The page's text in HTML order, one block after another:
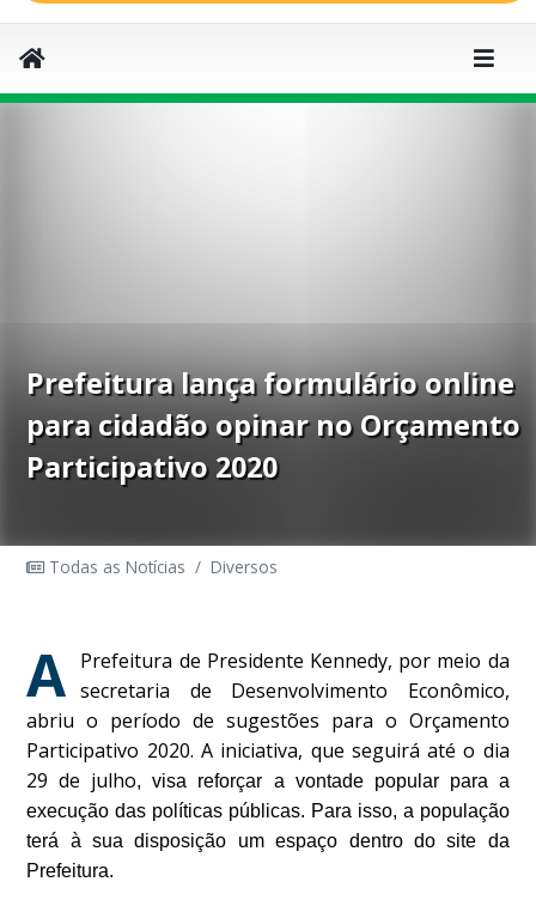
Prefeitura lança formulário online
para cidadão opinar no Orçamento
Participativo 2020
Todas as Notícias / Diversos
A Prefeitura de Presidente Kennedy, por meio da
secretaria de Desenvolvimento Econômico,
abriu o período de sugestões para o Orçamento
Participativo 2020. A iniciativa, que seguirá até o dia
29 de julho, visa reforçar a vontade popular para a
execução das políticas públicas. Para isso, a população
terá à sua disposição um espaço dentro do site da
Prefeitura.